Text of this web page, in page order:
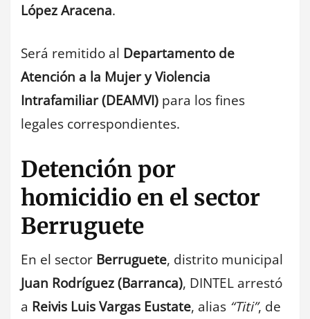
López Aracena.
Será remitido al Departamento de
Atención a la Mujer y Violencia
Intrafamiliar (DEAMVI) para los fines
legales correspondientes.
Detención por
homicidio en el sector
Berruguete
En el sector Berruguete, distrito municipal
Juan Rodríguez (Barranca), DINTEL arrestó
a Reivis Luis Vargas Eustate, alias “Titi”, de